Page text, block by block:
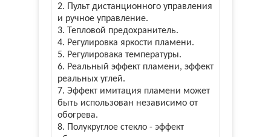
2. Пульт дистанционного управления
и ручное управление.
3. Тепловой предохранитель.
4. Регулировка яркости пламени.
5. Регулировака температуры.
6. Реальный эффект пламени, эффект
реальных углей.
7. Эффект имитация пламени может
быть использован независимо от
обогрева.
8. Полукруглое стекло - эффект